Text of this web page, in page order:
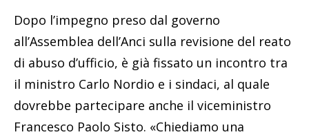
Dopo l’impegno preso dal governo
all’Assemblea dell’Anci sulla revisione del reato
di abuso d’ufficio, è già fissato un incontro tra
il ministro Carlo Nordio e i sindaci, al quale
dovrebbe partecipare anche il viceministro
Francesco Paolo Sisto. «Chiediamo una